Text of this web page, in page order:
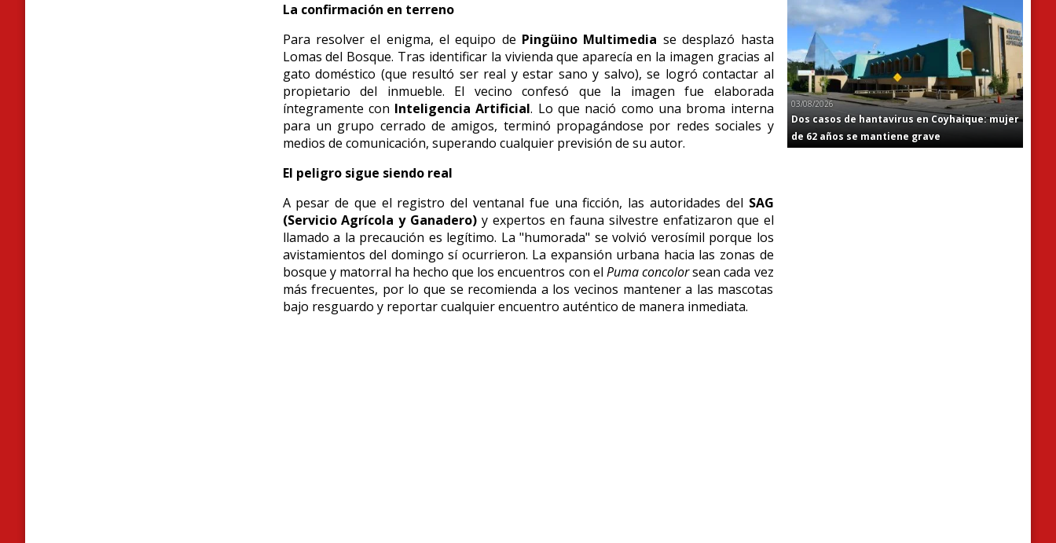
La confirmación en terreno
Para resolver el enigma, el equipo de Pingüino Multimedia se desplazó hasta
Lomas del Bosque. Tras identificar la vivienda que aparecía en la imagen gracias al
gato doméstico (que resultó ser real y estar sano y salvo), se logró contactar al
propietario del inmueble. El vecino confesó que la imagen fue elaborada
íntegramente con Inteligencia Artificial. Lo que nació como una broma interna
para un grupo cerrado de amigos, terminó propagándose por redes sociales y
medios de comunicación, superando cualquier previsión de su autor.
El peligro sigue siendo real
A pesar de que el registro del ventanal fue una ficción, las autoridades del SAG
(Servicio Agrícola y Ganadero) y expertos en fauna silvestre enfatizaron que el
llamado a la precaución es legítimo. La "humorada" se volvió verosímil porque los
avistamientos del domingo sí ocurrieron. La expansión urbana hacia las zonas de
bosque y matorral ha hecho que los encuentros con el Puma concolorsean cada vez
más frecuentes, por lo que se recomienda a los vecinos mantener a las mascotas
bajo resguardo y reportar cualquier encuentro auténtico de manera inmediata.
03/08/2026
Dos casos de hantavirus en Coyhaique: mujer
de 62 años se mantiene grave